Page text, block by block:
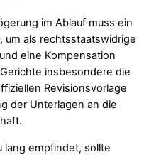
im Ablauf muss ein
um als rechtsstaatswidrige
eine Kompensation
insbesondere die
Revisionsvorlage
der Unterlagen an die
lang empfindet, sollte